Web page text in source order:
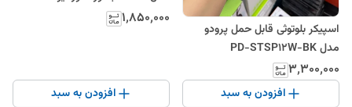
اسپیکر بلوتوثی قابل حمل پرودو
مدل PD-STSP12W-BK
۳٬۳۰۰٬۰۰۰
افزودن به سبد
۱٬۸۵۰٬۰۰۰
افزودن به سبد